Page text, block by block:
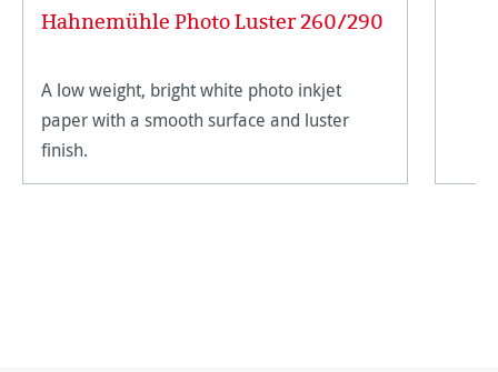
Hahnemühle Photo Luster 260/290
A low weight, bright white photo inkjet
paper with a smooth surface and luster
finish.